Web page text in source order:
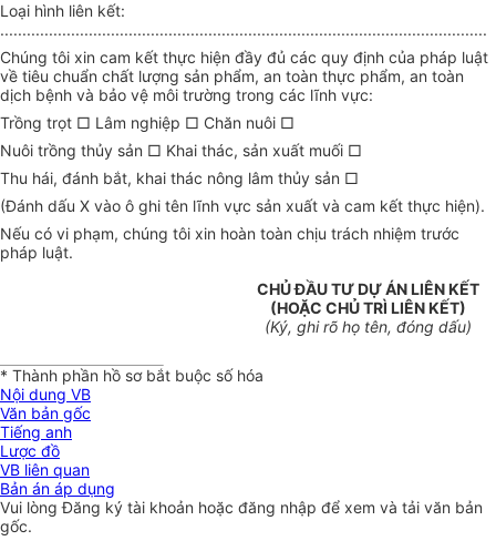
Loại hình liên kết:
..............................................................................................................
Chúng tôi xin cam kết thực hiện đầy đủ các quy định của pháp luật
về tiêu chuẩn chất lượng sản phẩm, an toàn thực phẩm, an toàn
dịch bệnh và bảo vệ môi trường trong các lĩnh vực:
Trồng trọt □ Lâm nghiệp □ Chăn nuôi □
Nuôi trồng thủy sản □ Khai thác, sản xuất muối □
Thu hái, đánh bắt, khai thác nông lâm thủy sản □
(Đánh dấu X vào ô ghi tên lĩnh vực sản xuất và cam kết thực hiện).
Nếu có vi phạm, chúng tôi xin hoàn toàn chịu trách nhiệm trước
pháp luật.
CHỦ ĐẦU TƯ DỰ ÁN LIÊN KẾT
(HOẶC CHỦ TRÌ LIÊN KẾT)
(Ký, ghi rõ họ tên, đóng dấu)
* Thành phần hồ sơ bắt buộc số hóa
Nội dung VB
Văn bản gốc
Tiếng anh
Lược đồ
VB liên quan
Bản án áp dụng
Vui lòngĐăng ký tài khoản hoặc đăng nhập để xem và tải văn bản
gốc.